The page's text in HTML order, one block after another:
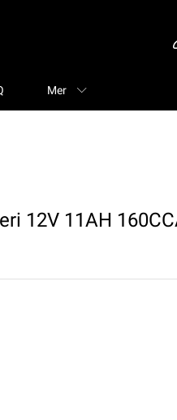
Mer
12V 11AH